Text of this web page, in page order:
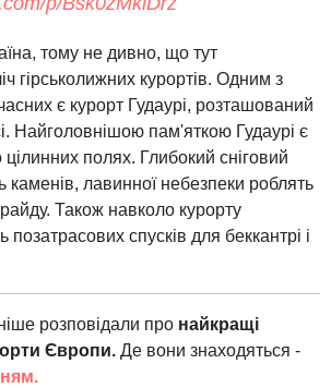
тому не дивно, що тут
гірськолижних курортів. Одним з
є курорт Гудаурі, розташований
Найголовнішою пам'яткою Гудаурі є
полях. Глибокий сніговий
каменів, лавинної небезпеки роблять
Також навколо курорту
позатрасових спусків для беккантрі і
розповідали про найкращі
Європи. Де вони знаходяться -